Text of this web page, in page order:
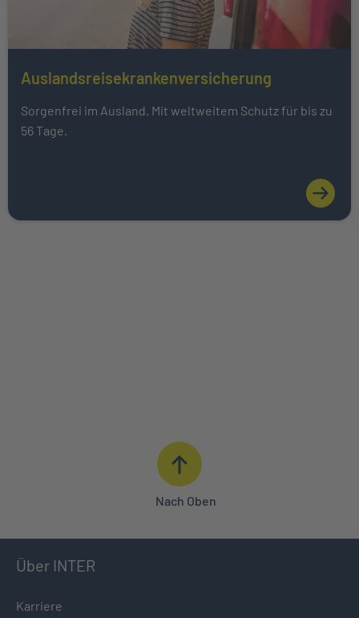
Auslandsreisekrankenversicherung
Sorgenfrei im Ausland. Mit weltweitem Schutz für bis zu
56 Tage.
Mehr über Das könnte Sie auch interessieren erfahren
Nach Oben
Über INTER
Karriere